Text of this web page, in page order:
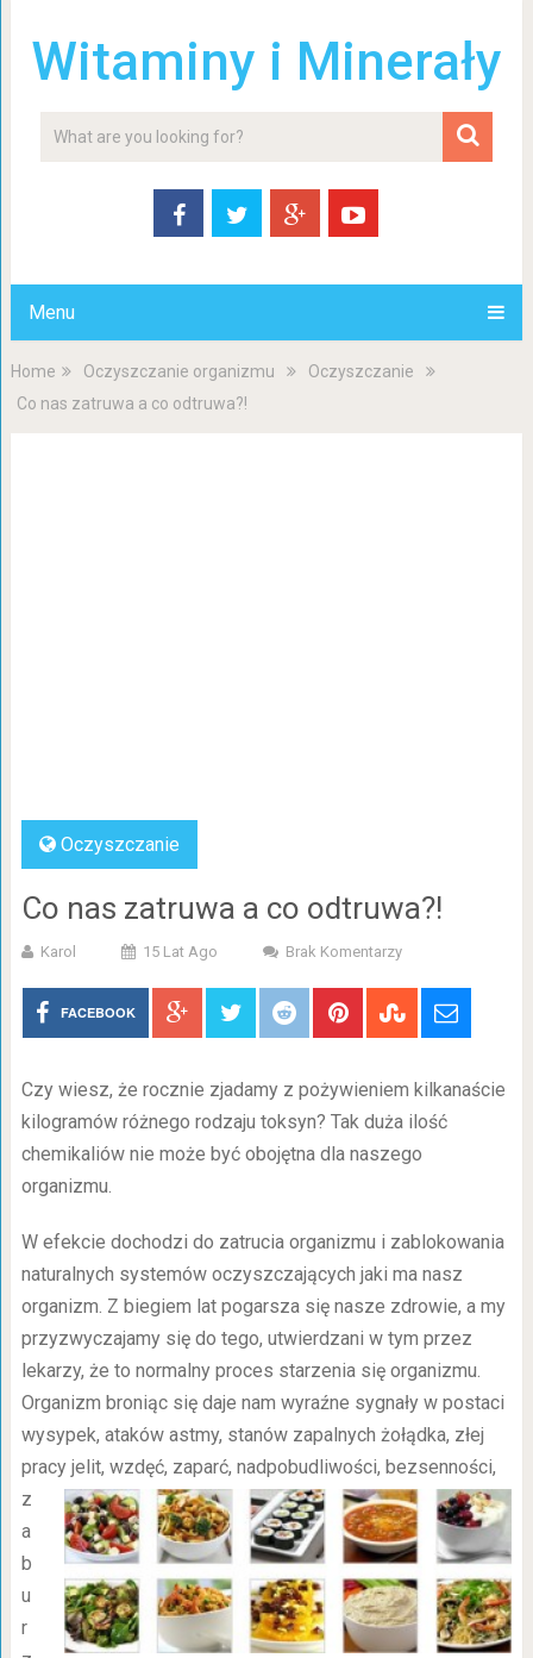
Witaminy i Minerały
Menu
Home Oczyszczanie organizmu
Oczyszczanie
Co nas zatruwa a co odtruwa?!
Oczyszczanie
Co nas zatruwa a co odtruwa?!
Karol 15 Lat Ago Brak Komentarzy
FACEBOOK
Czy wiesz, że rocznie zjadamy z pożywieniem kilkanaście
kilogramów różnego rodzaju toksyn? Tak duża ilość
chemikaliów nie może być obojętna dla naszego
organizmu.
W efekcie dochodzi do zatrucia organizmu i zablokowania
naturalnych systemów oczyszczających jaki ma nasz
organizm. Z biegiem lat pogarsza się nasze zdrowie, a my
przyzwyczajamy się do tego, utwierdzani w tym przez
lekarzy, że to normalny proces starzenia się organizmu.
Organizm broniąc się daje nam wyraźne sygnały w postaci
wysypek, ataków astmy, stanów zapalnych żołądka, złej
pracy jelit, wzdęć, zaparć, nadpobudliwości, bezsenności,
z
a
b
u
r